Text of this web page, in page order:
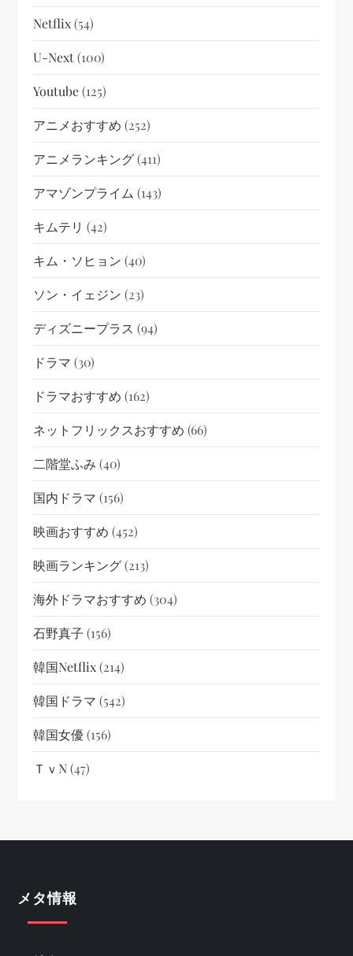
Netflix(54)
U-Next(100)
Youtube(125)
アニメおすすめ (252)
アニメランキング(411)
アマゾンプライム (143)
キムテリ (42)
キム・ソヒョン (40)
ソン・イェジン (23)
ディズニープラス (94)
ドラマ (30)
ドラマおすすめ (162)
ネットフリックスおすすめ (66)
二階堂ふみ (40)
国内ドラマ (156)
映画おすすめ (452)
映画ランキング(213)
海外ドラマおすすめ (304)
石野真子 (156)
韓国netflix(214)
韓国ドラマ (542)
韓国女優(156)
ＴｖN(47)
メタ情報